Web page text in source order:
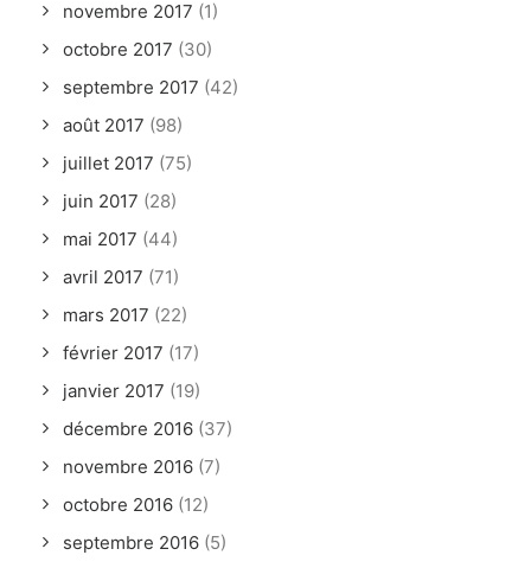
novembre 2017 (1)
octobre 2017 (30)
septembre 2017 (42)
août 2017 (98)
juillet 2017 (75)
juin 2017 (28)
mai 2017 (44)
avril 2017 (71)
mars 2017 (22)
février 2017 (17)
janvier 2017 (19)
décembre 2016 (37)
novembre 2016 (7)
octobre 2016 (12)
septembre 2016 (5)